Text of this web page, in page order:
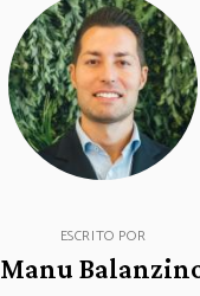
ESCRITO POR
Manu